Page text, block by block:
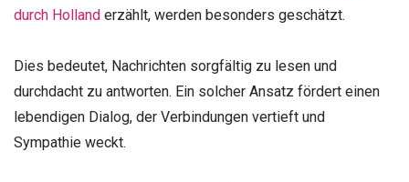
durch Holland erzählt, werden besonders geschätzt.
Dies bedeutet, Nachrichten sorgfältig zu lesen und
durchdacht zu antworten. Ein solcher Ansatz fördert einen
lebendigen Dialog, der Verbindungen vertieft und
Sympathie weckt.